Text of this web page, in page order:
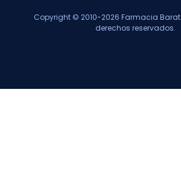
Copyright © 2010-2026 Farmacia
derechos reservados.